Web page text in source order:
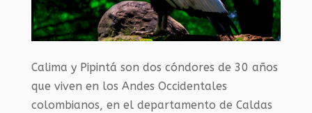
Calima y Pipintá son dos cóndores de 30 años
que viven en los Andes Occidentales
colombianos, en el departamento de Caldas